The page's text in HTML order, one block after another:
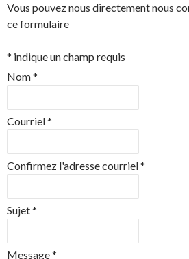
Vous pouvez nous directement nous
ce formulaire
* indique un champ requis
Nom*
Courriel*
Confirmez l'adresse courriel*
Sujet*
Message*